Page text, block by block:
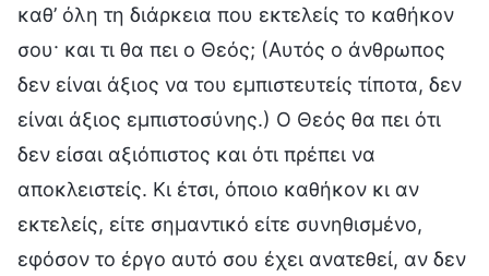
καθ’ όλη τη διάρκεια που εκτελείς το καθήκον
σου· και τι θα πει ο Θεός; (Αυτός ο άνθρωπος
δεν είναι άξιος να του εμπιστευτείς τίποτα, δεν
είναι άξιος εμπιστοσύνης.) Ο Θεός θα πει ότι
δεν είσαι αξιόπιστος και ότι πρέπει να
αποκλειστείς. Κι έτσι, όποιο καθήκον κι αν
εκτελείς, είτε σημαντικό είτε συνηθισμένο,
εφόσον το έργο αυτό σου έχει ανατεθεί, αν δεν